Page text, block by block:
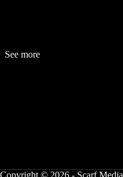
See more
Copyright © 2026 - Scarf Media